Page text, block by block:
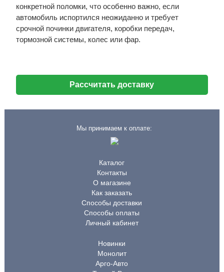
конкретной поломки, что особенно важно, если
автомобиль испортился неожиданно и требует
срочной починки двигателя, коробки передач,
тормозной системы, колес или фар.
Рассчитать доставку
Мы принимаем к оплате:
Каталог
Контакты
О магазине
Как заказать
Способы доставки
Способы оплаты
Личный кабинет
Новинки
Монолит
Арго-Авто